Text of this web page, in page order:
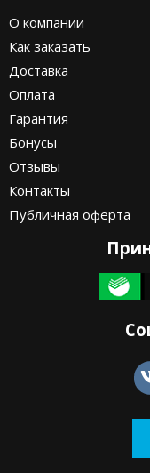
О компании
Как заказать
Доставка
Оплата
Гарантия
Бонусы
Отзывы
Контакты
Публичная оферта